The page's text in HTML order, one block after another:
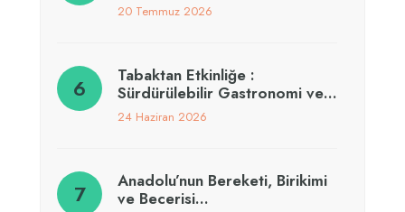
20 Temmuz 2026
Tabaktan Etkinliğe :
Sürdürülebilir Gastronomi ve…
24 Haziran 2026
Anadolu’nun Bereketi, Birikimi
ve Becerisi…